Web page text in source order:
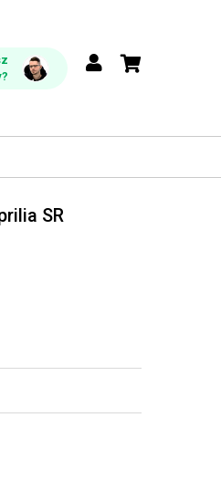
SR